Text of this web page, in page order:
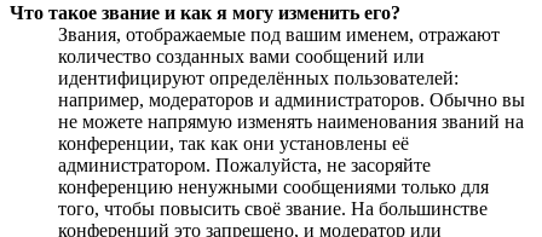
Что такое звание и как я могу изменить его?
Звания, отображаемые под вашим именем, отражают
количество созданных вами сообщений или
идентифицируют определённых пользователей:
например, модераторов и администраторов. Обычно вы
не можете напрямую изменять наименования званий на
конференции, так как они установлены её
администратором. Пожалуйста, не засоряйте
конференцию ненужными сообщениями только для
того, чтобы повысить своё звание. На большинстве
конференций это запрещено, и модератор или